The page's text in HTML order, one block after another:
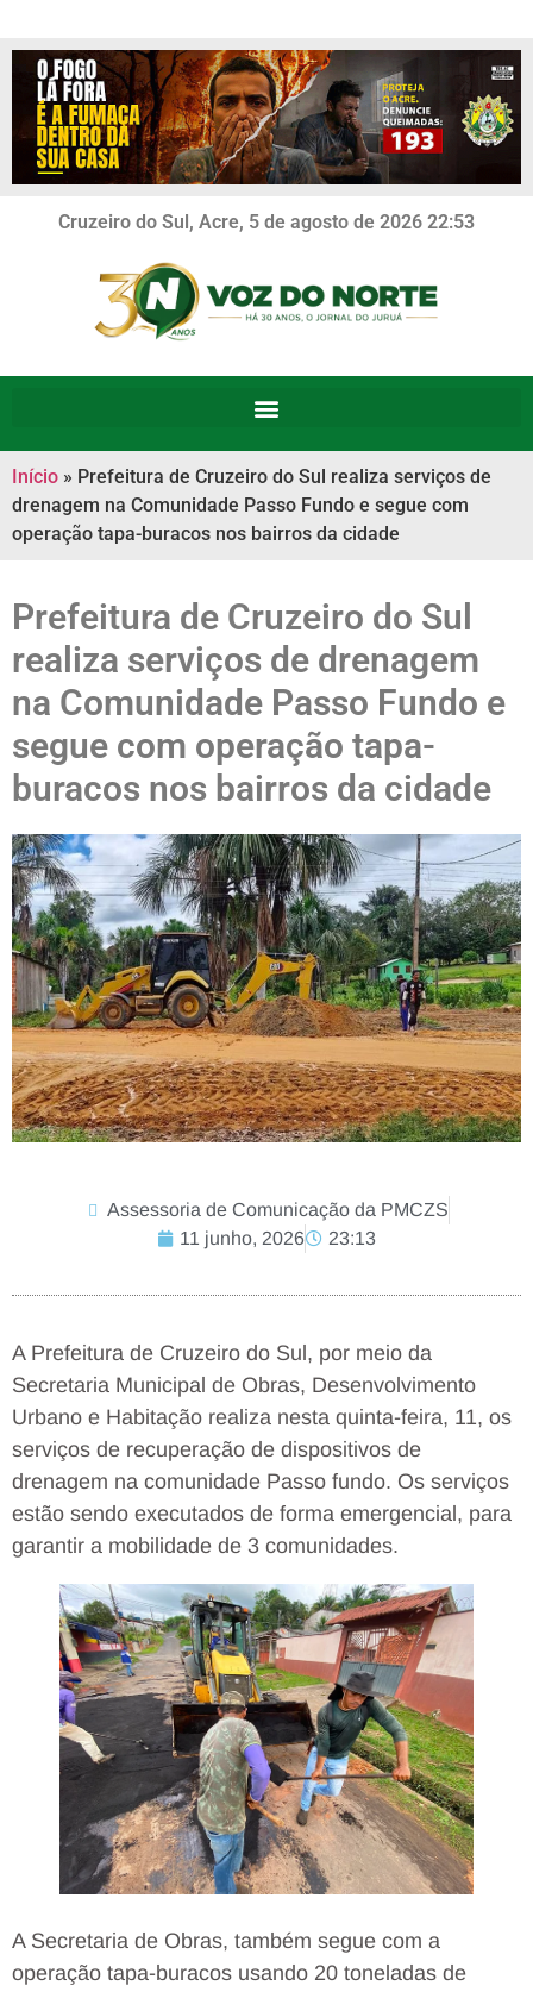
Cruzeiro do Sul, Acre, 5 de agosto de 2026 22:53
Início » Prefeitura de Cruzeiro do Sul realiza serviços de
drenagem na Comunidade Passo Fundo e segue com
operação tapa-buracos nos bairros da cidade
Prefeitura de Cruzeiro do Sul
realiza serviços de drenagem
na Comunidade Passo Fundo e
segue com operação tapa-
buracos nos bairros da cidade
Assessoria de Comunicação da PMCZS
11 junho, 2026
23:13
A Prefeitura de Cruzeiro do Sul, por meio da
Secretaria Municipal de Obras, Desenvolvimento
Urbano e Habitação realiza nesta quinta-feira, 11, os
serviços de recuperação de dispositivos de
drenagem na comunidade Passo fundo. Os serviços
estão sendo executados de forma emergencial, para
garantir a mobilidade de 3 comunidades.
A Secretaria de Obras, também segue com a
operação tapa-buracos usando 20 toneladas de